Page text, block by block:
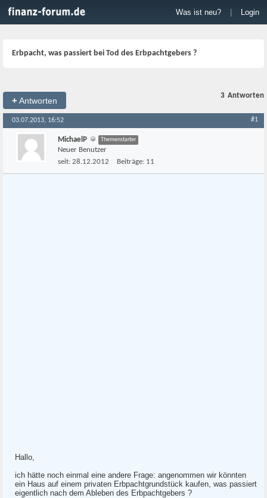
Was ist neu? Login
Erbpacht, was passiert bei Tod des Erbpachtgebers ?
+Antworten
3 Antworten
03.07.2013, 16:52 #1
MichaelP Themenstarter
Neuer Benutzer
seit: 28.12.2012 Beiträge: 11
Hallo,
ich hätte noch einmal eine andere Frage: angenommen wir könnten
ein Haus auf einem privaten Erbpachtgrundstück kaufen, was passiert
eigentlich nach dem Ableben des Erbpachtgebers ?